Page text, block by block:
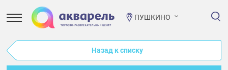
ПУШКИНО
Назад к списку